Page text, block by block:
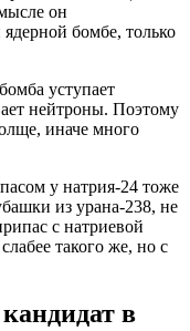
он
бомбе, только
уступает
нейтроны. Поэтому
иначе много
у натрия-24 тоже
из урана-238, не
с натриевой
такого же, но с
в